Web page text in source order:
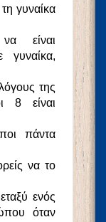
γυναίκα
είναι
γυναίκα,
της
8 είναι
πάντα
να το
ενός
όταν